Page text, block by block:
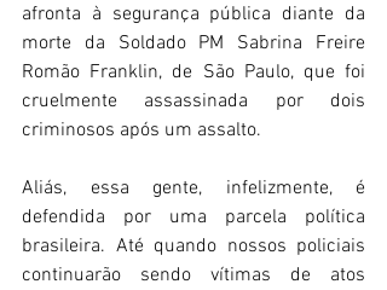
afronta à segurança pública diante da
morte da Soldado PM Sabrina Freire
Romão Franklin, de São Paulo, que foi
cruelmente assassinada por dois
criminosos após um assalto.
Aliás, essa gente, infelizmente, é
defendida por uma parcela política
brasileira. Até quando nossos policiais
continuarão sendo vítimas de atos